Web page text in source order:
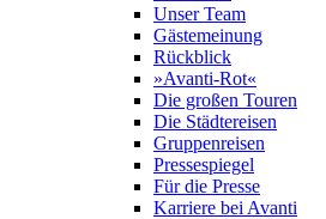
Unser Team
Gästemeinung
Rückblick
»Avanti-Rot«
Die großen Touren
Die Städtereisen
Gruppenreisen
Pressespiegel
Für die Presse
Karriere bei Avanti